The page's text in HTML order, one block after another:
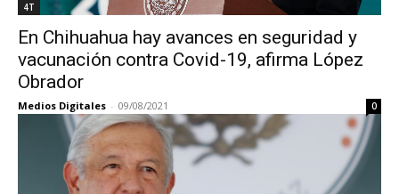
4T
En Chihuahua hay avances en seguridad y
vacunación contra Covid-19, afirma López
Obrador
Medios Digitales - 09/08/2021 0